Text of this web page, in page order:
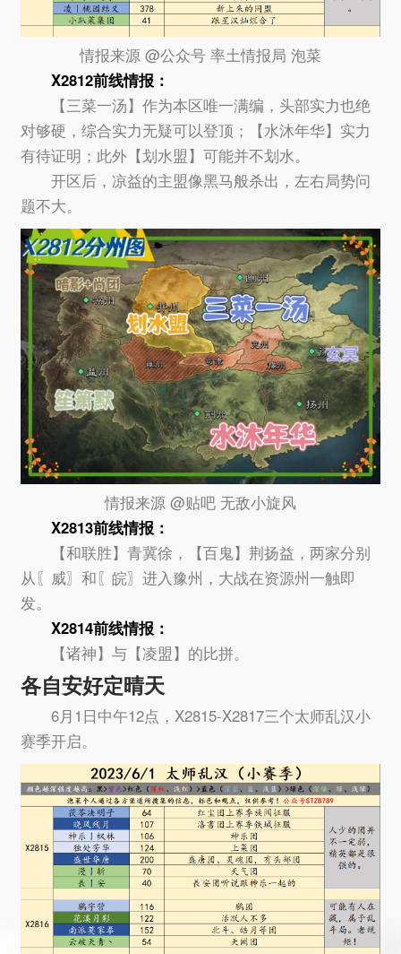
情报来源 @公众号 率土情报局 泡菜
X2812前线情报：
【三菜一汤】作为本区唯一满编，头部实力也绝
对够硬，综合实力无疑可以登顶；【水沐年华】实力
有待证明；此外【划水盟】可能并不划水。
开区后，凉益的主盟像黑马般杀出，左右局势问
题不大。
情报来源 @贴吧 无敌小旋风
X2813前线情报：
【和联胜】青冀徐，【百鬼】荆扬益，两家分别
从〖威〗和〖皖〗进入豫州，大战在资源州一触即
发。
X2814前线情报：
【诸神】与【凌盟】的比拼。
各自安好定晴天
6月1日中午12点，X2815-X2817三个太师乱汉小
赛季开启。